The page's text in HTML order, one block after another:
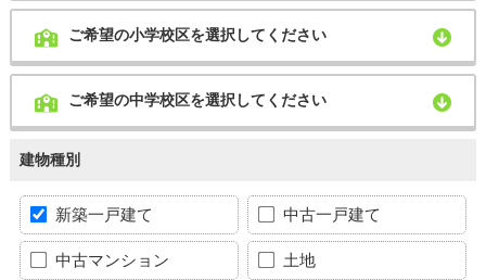
ご希望の小学校区を選択してください
ご希望の中学校区を選択してください
建物種別
新築一戸建て 中古一戸建て
中古マンション 土地